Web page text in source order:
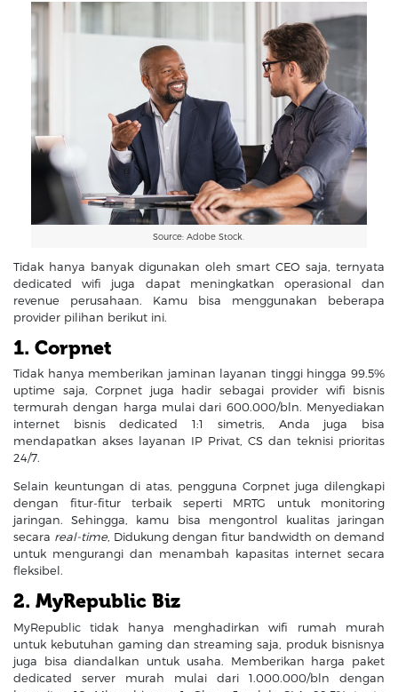
Source: Adobe Stock.
Tidak hanya banyak digunakan oleh smart CEO saja, ternyata
dedicated wifi juga dapat meningkatkan operasional dan
revenue perusahaan. Kamu bisa menggunakan beberapa
provider pilihan berikut ini.
1. Corpnet
Tidak hanya memberikan jaminan layanan tinggi hingga 99.5%
uptime saja, Corpnet juga hadir sebagai provider wifi bisnis
termurah dengan harga mulai dari 600.000/bln. Menyediakan
internet bisnis dedicated 1:1 simetris, Anda juga bisa
mendapatkan akses layanan IP Privat, CS dan teknisi prioritas
24/7.
Selain keuntungan di atas, pengguna Corpnet juga dilengkapi
dengan fitur-fitur terbaik seperti MRTG untuk monitoring
jaringan. Sehingga, kamu bisa mengontrol kualitas jaringan
secara real-time, Didukung dengan fitur bandwidth on demand
untuk mengurangi dan menambah kapasitas internet secara
fleksibel.
2. MyRepublic Biz
MyRepublic tidak hanya menghadirkan wifi rumah murah
untuk kebutuhan gaming dan streaming saja, produk bisnisnya
juga bisa diandalkan untuk usaha. Memberikan harga paket
dedicated server murah mulai dari 1.000.000/bln dengan